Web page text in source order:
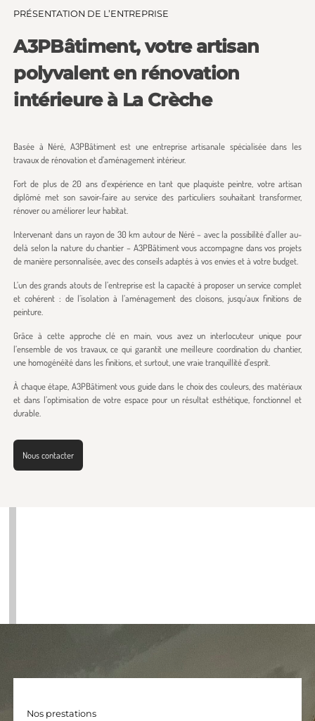
PRÉSENTATION DE L’ENTREPRISE
A3PBâtiment, votre artisan
polyvalent en rénovation
intérieure à La Crèche
Basée à Néré, A3PBâtiment est une entreprise artisanale spécialisée dans les
travaux de rénovation et d’aménagement intérieur.
Fort de plus de 20 ans d’expérience en tant que plaquiste peintre, votre artisan
diplômé met son savoir-faire au service des particuliers souhaitant transformer,
rénover ou améliorer leur habitat.
Intervenant dans un rayon de 30 km autour de Néré – avec la possibilité d’aller au-
delà selon la nature du chantier – A3PBâtiment vous accompagne dans vos projets
de manière personnalisée, avec des conseils adaptés à vos envies et à votre budget.
L’un des grands atouts de l’entreprise est la capacité à proposer un service complet
et cohérent : de l’isolation à l’aménagement des cloisons, jusqu’aux finitions de
peinture.
Grâce à cette approche clé en main, vous avez un interlocuteur unique pour
l’ensemble de vos travaux, ce qui garantit une meilleure coordination du chantier,
une homogénéité dans les finitions, et surtout, une vraie tranquillité d’esprit.
À chaque étape, A3PBâtiment vous guide dans le choix des couleurs, des matériaux
et dans l’optimisation de votre espace pour un résultat esthétique, fonctionnel et
durable.
Nous contacter
Nos prestations